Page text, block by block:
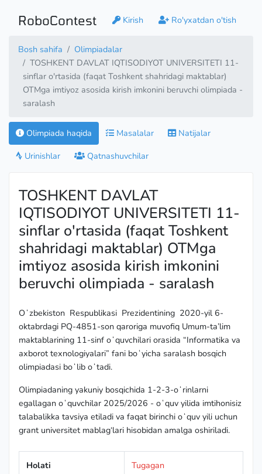
RoboContest Kirish Ro'yxatdan o'tish
Bosh sahifa
Olimpiadalar
TOSHKENT DAVLAT IQTISODIYOT UNIVERSITETI 11-
sinflar o'rtasida (faqat Toshkent shahridagi maktablar)
OTMga imtiyoz asosida kirish imkonini beruvchi olimpiada -
saralash
Olimpiada haqida Masalalar
Natijalar
Urinishlar
Qatnashuvchilar
TOSHKENT DAVLAT
IQTISODIYOT UNIVERSITETI 11-
sinflar o'rtasida (faqat Toshkent
shahridagi maktablar) OTMga
imtiyoz asosida kirish imkonini
beruvchi olimpiada - saralash
Oʻzbekiston Respublikasi Prezidentining 2020-yil 6-
oktabrdagi PQ-4851-son qaroriga muvofiq Umum-ta’lim
maktablarining 11-sinf oʻquvchilari orasida “Informatika va
axborot texnologiyalari” fani boʻyicha saralash bosqich
olimpiadasi boʻlib oʻtadi.
Olimpiadaning yakuniy bosqichida 1-2-3-oʻrinlarni
egallagan oʻquvchilar 2025/2026 - oʻquv yilida imtihonisiz
talabalikka tavsiya etiladi va faqat birinchi oʻquv yili uchun
grant universitet mablag‘lari hisobidan amalga oshiriladi.
Holati Tugagan